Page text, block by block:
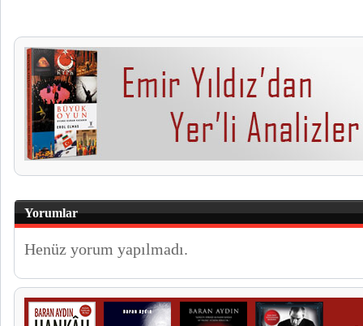
Yorumlar
Henüz yorum yapılmadı.